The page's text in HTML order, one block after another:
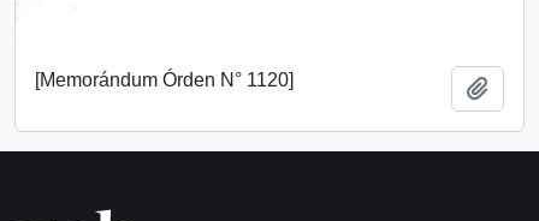
[Memorándum Órden N° 1120]